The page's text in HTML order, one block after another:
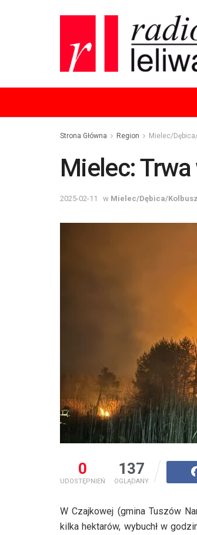
Strona Główna Region Mielec/
Mielec:
2025-02-11 w Mielec/Dębica/
0
UDOSTĘPNIEŃ
137
OGLĄDANY
W Czajkowej (gmina Tuszów
kilka hektarów, wybuchł w